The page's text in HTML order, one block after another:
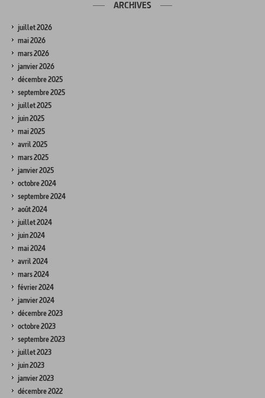
ARCHIVES
juillet 2026
mai 2026
mars 2026
janvier 2026
décembre 2025
septembre 2025
juillet 2025
juin 2025
mai 2025
avril 2025
mars 2025
janvier 2025
octobre 2024
septembre 2024
août 2024
juillet 2024
juin 2024
mai 2024
avril 2024
mars 2024
février 2024
janvier 2024
décembre 2023
octobre 2023
septembre 2023
juillet 2023
juin 2023
janvier 2023
décembre 2022